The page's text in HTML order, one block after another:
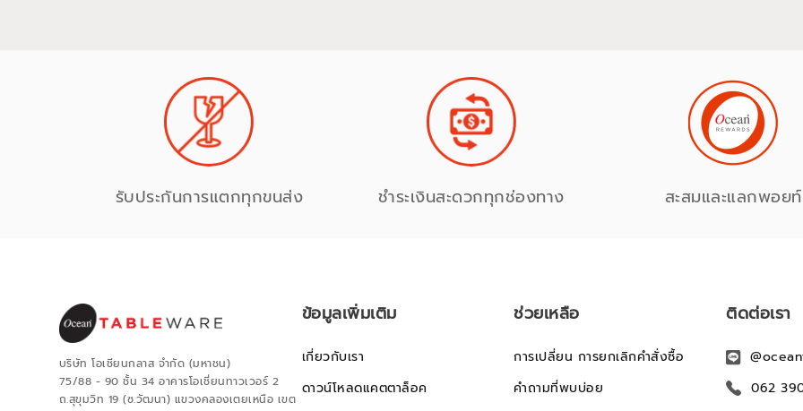
รับประกันการแตกทุกขนส่ง ชำระเงินสะดวกทุกช่องทาง สะสมและแลกพอยท์
บริษัท โอเชียนกลาส จำกัด (มหาชน)
75/88 - 90 ชั้น 34 อาคารโอเชี่ยนทาวเวอร์ 2
ถ.สุขุมวิท 19 (ซ.วัฒนา) แขวงคลองเตยเหนือ เขต
ข้อมูลเพิ่มเติม
เกี่ยวกับเรา
ดาวน์โหลดแคตตาล็อค
ช่วยเหลือ
การเปลี่ยน การยกเลิกคำสั่งซื้อ
คำถามที่พบบ่อย
ติดต่อเรา
062